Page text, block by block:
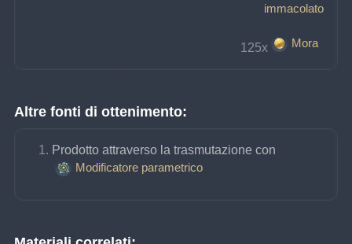
immacolato
125x Mora
Altre fonti di ottenimento:
Prodotto attraverso la trasmutazione con
Modificatore parametrico